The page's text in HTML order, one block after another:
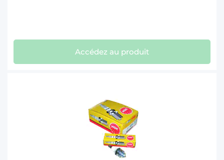
Accédez au produit